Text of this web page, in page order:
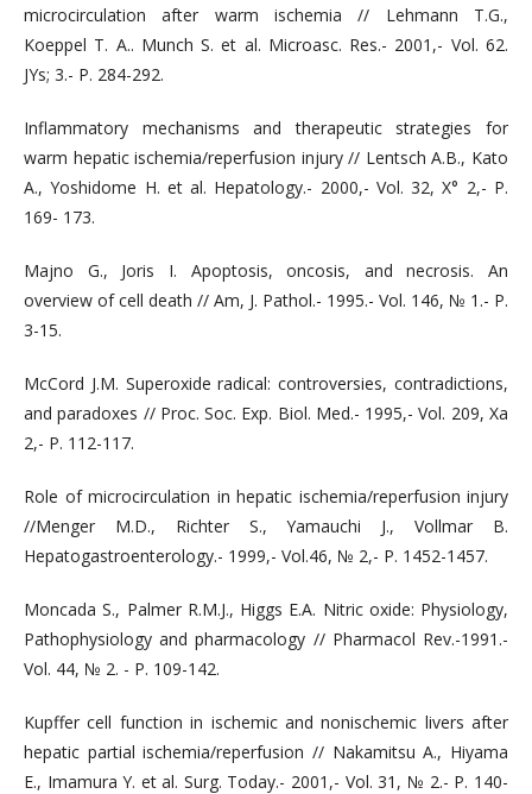
microcirculation after warm ischemia // Lehmann T.G.,
Koeppel T. A.. Munch S. et al. Microasc. Res.- 2001,- Vol. 62.
JYs; 3.- P. 284-292.
Inflammatory mechanisms and therapeutic strategies for
warm hepatic ischemia/reperfusion injury // Lentsch A.B., Kato
A., Yoshidome H. et al. Hepatology.- 2000,- Vol. 32, X° 2,- P.
169- 173.
Majno G., Joris I. Apoptosis, oncosis, and necrosis. An
overview of cell death // Am, J. Pathol.- 1995.- Vol. 146, № 1.- P.
3-15.
McCord J.M. Superoxide radical: controversies, contradictions,
and paradoxes // Proc. Soc. Exp. Biol. Med.- 1995,- Vol. 209, Xa
2,- P. 112-117.
Role of microcirculation in hepatic ischemia/reperfusion injury
//Menger M.D., Richter S., Yamauchi J., Vollmar B.
Hepatogastroenterology.- 1999,- Vol.46, № 2,- P. 1452-1457.
Moncada S., Palmer R.M.J., Higgs E.A. Nitric oxide: Physiology,
Pathophysiology and pharmacology // Pharmacol Rev.-1991.-
Vol. 44, № 2. - P. 109-142.
Kupffer cell function in ischemic and nonischemic livers after
hepatic partial ischemia/reperfusion // Nakamitsu A., Hiyama
E., Imamura Y. et al. Surg. Today.- 2001,- Vol. 31, № 2.- P. 140-